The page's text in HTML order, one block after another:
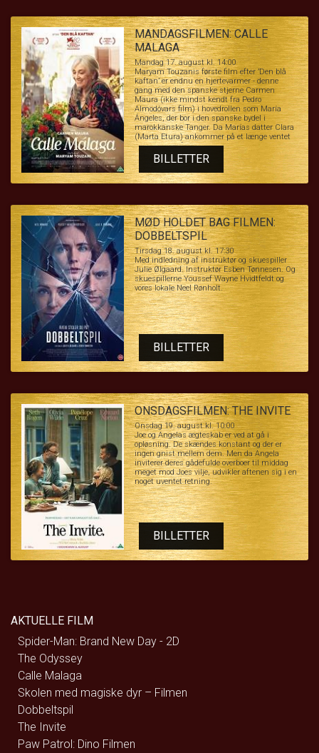
MANDAGSFILMEN: CALLE
MALAGA
Mandag 17. august kl. 14:00
Maryam Touzanis første film efter ’Den blå
kaftan’ er endnu en hjertevarmer - denne
gang med den spanske stjerne Carmen
Maura (ikke mindst kendt fra Pedro
Almodóvars film) i hovedrollen som María
Ángeles, der bor i den spanske bydel i
marokkanske Tanger. Da Marías datter Clara
(Marta Etura) ankommer på et længe ventet
besøg, er det for at presse moderen til at sælge
sin lejlighed, så datteren kan komme ud af
sine økonomiske problemer efter en nylig
skilsmisse. Men María, der er dybt forankret i
sit lokalsamfund og værdsat af sine naboer,
BILLETTER
MØD HOLDET BAG FILMEN:
DOBBELTSPIL
Tirsdag 18. august kl. 17:30
Med indledning af instruktør og skuespiller
Julie Ølgaard. Instruktør Esben Tønnesen. Og
skuespillerne Youssef Wayne Hvidtfeldt og
vores lokale Neel Rønholt.
BILLETTER
ONSDAGSFILMEN: THE INVITE
Onsdag 19. august kl. 10:00
Joe og Angelas ægteskab er ved at gå i
opløsning. De skændes konstant og der er
ingen gnist mellem dem. Men da Angela
inviterer deres gådefulde overboer til middag
meget mod Joes vilje, udvikler aftenen sig i en
noget uventet retning.
BILLETTER
AKTUELLE FILM
Spider-Man: Brand New Day - 2D
The Odyssey
Calle Malaga
Skolen med magiske dyr – Filmen
Dobbeltspil
The Invite
Paw Patrol: Dino Filmen